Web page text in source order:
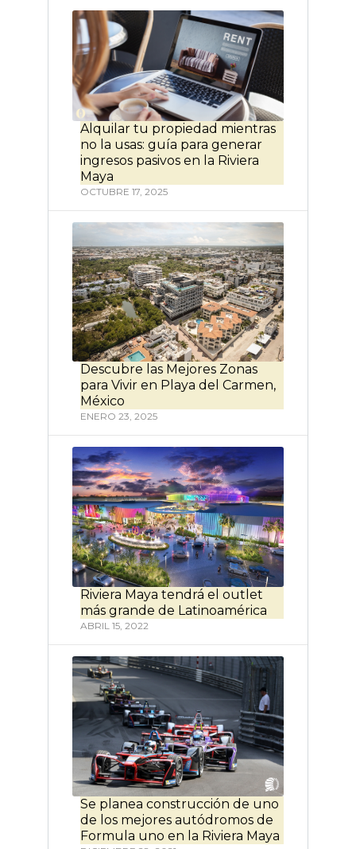
Alquilar tu propiedad mientras
no la usas: guía para generar
ingresos pasivos en la Riviera
Maya
OCTUBRE 17, 2025
Descubre las Mejores Zonas
para Vivir en Playa del Carmen,
México
ENERO 23, 2025
Riviera Maya tendrá el outlet
más grande de Latinoamérica
ABRIL 15, 2022
Se planea construcción de uno
de los mejores autódromos de
Formula uno en la Riviera Maya